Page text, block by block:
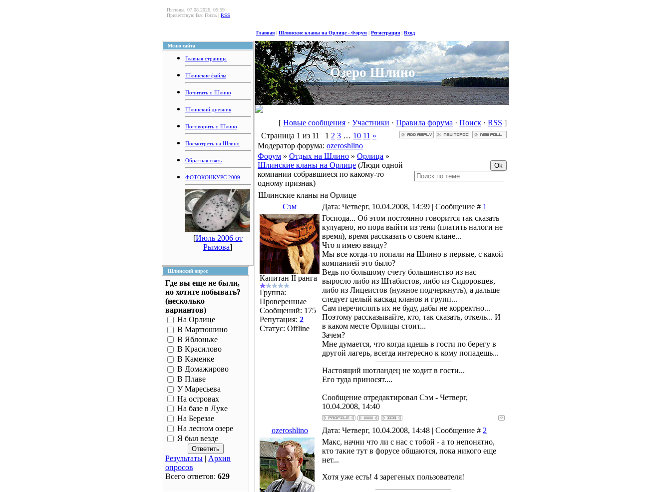
Пятница, 07.08.2026, 05:59
Приветствую Вас Гость | RSS
Главная | Шлинские кланы на Орлице - Форум | Регистрация | Вход
Меню сайта
Главная страница
Шлинские файлы
Почитать о Шлино
Шлинский дневник
Поговорить о Шлино
Посмотреть на Шлино
Обратная связь
ФОТОКОНКУРС 2009
[Июль 2006 от
Рымова]
Шлинский опрос
Где вы еще не были,
но хотите побывать?
(несколько
вариантов)
На Орлице
В Мартюшино
В Яблоньке
В Красилово
В Каменке
В Домажирово
В Плаве
У Маресьева
На островах
На базе в Луке
На Березае
На лесном озере
Я был везде
Результаты | Архив
опросов
Всего ответов: 629
Озеро Шлино
[ Новые сообщения · Участники · Правила форума · Поиск · RSS ]
Страница 1 из 11 1 2 3 … 10 11 »
Модератор форума: ozeroshlino
Форум » Отдых на Шлино » Орлица »
Шлинские кланы на Орлице (Люди одной
компании собравшиеся по какому-то
одному признак)
Шлинские кланы на Орлице
Сэм
Дата: Четверг, 10.04.2008, 14:39 | Сообщение # 1
Капитан II ранга
Группа:
Проверенные
Сообщений: 175
Репутация: 2
Статус: Offline
Господа... Об этом постоянно говорится так сказать
кулуарно, но пора выйти из тени (платить налоги не
время), время рассказать о своем клане...
Что я имею ввиду?
Мы все когда-то попали на Шлино в первые, с какой
компанией это было?
Ведь по большому счету большинство из нас
выросло либо из Штабистов, либо из Сидоровцев,
либо из Лицеистов (нужное подчеркнуть), а дальше
следует целый каскад кланов и групп...
Сам перечислять их не буду, дабы не корректно...
Поэтому рассказывайте, кто, так сказать, откель... И
в каком месте Орлицы стоит...
Зачем?
Мне думается, что когда идешь в гости по берегу в
другой лагерь, всегда интересно к кому попадешь...
Настоящий шотландец не ходит в гости...
Его туда приносят....
Сообщение отредактировал Сэм - Четверг,
10.04.2008, 14:40
ozeroshlino Дата: Четверг, 10.04.2008, 14:48 | Сообщение # 2
Макс, начни что ли с нас с тобой - а то непонятно,
кто такие тут в форусе общаются, пока никого еще
нет...
Хотя уже есть! 4 зарегеных пользователя!